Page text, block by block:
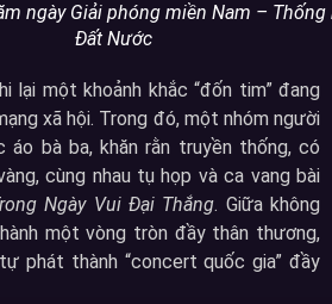
ngày Giải phóng miền Nam – Thống
Đất Nước
lại một khoảnh khắc “đốn tim” đang
xã hội. Trong đó, một nhóm người
áo bà ba, khăn rằn truyền thống, có
cùng nhau tụ họp và ca vang bài
Ngày Vui Đại Thắng. Giữa không
một vòng tròn đầy thân thương,
phát thành “concert quốc gia” đầy